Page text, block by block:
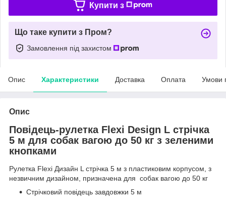
Купити з
Що таке купити з Пром?
Замовлення під захистом
Опис Характеристики Доставка Оплата Умови
Опис
Повідець-рулетка Flexi Design L стрічка
5 м для собак вагою до 50 кг з зеленими
кнопками
Рулетка Flexi Дизайн L стрічка 5 м з пластиковим корпусом, з
незвичним дизайном, призначена для собак вагою до 50 кг
Стрічковий повідець завдовжки 5 м